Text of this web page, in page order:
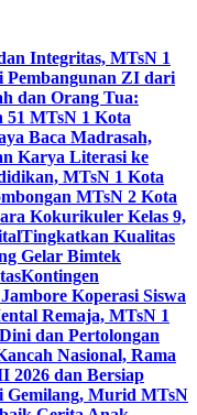
Integritas, MTsN 1
Pembangunan ZI dari
dan Orang Tua:
51 MTsN 1 Kota
Baca Madrasah,
Karya Literasi ke
MTsN 1 Kota
MTsN 2 Kota
Kokurikuler Kelas 9,
Tingkatkan Kualitas
Gelar Bimtek
Kontingen
Koperasi Siswa
Remaja, MTsN 1
dan Pertolongan
Nasional, Rama
2026 dan Bersiap
Gemilang, Murid MTsN